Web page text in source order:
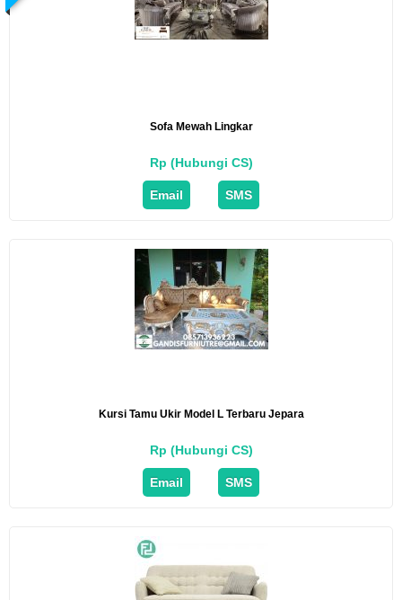
Sofa Mewah Lingkar
Rp (Hubungi CS)
Email SMS
Kursi Tamu Ukir Model L Terbaru Jepara
Rp (Hubungi CS)
Email SMS